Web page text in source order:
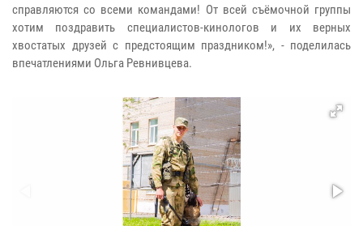
справляются со всеми командами! От всей съёмочной группы
хотим поздравить специалистов-кинологов и их верных
хвостатых друзей с предстоящим праздником!», - поделилась
впечатлениями Ольга Ревнивцева.